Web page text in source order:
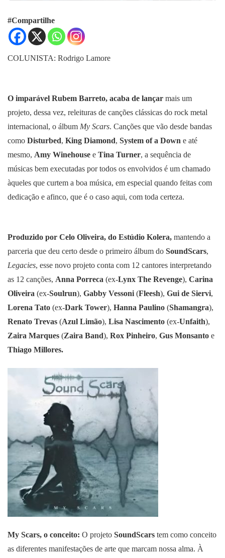
#Compartilhe
COLUNISTA: Rodrigo Lamore
O imparável Rubem Barreto, acaba de lançar mais um
projeto, dessa vez, releituras de canções clássicas do rock metal
internacional, o álbum My Scars. Canções que vão desde bandas
como Disturbed, King Diamond, System of a Down e até
mesmo, Amy Winehouse e Tina Turner, a sequência de
músicas bem executadas por todos os envolvidos é um chamado
àqueles que curtem a boa música, em especial quando feitas com
dedicação e afinco, que é o caso aqui, com toda certeza.
Produzido por Celo Oliveira, do Estúdio Kolera, mantendo a
parceria que deu certo desde o primeiro álbum do SoundScars,
Legacies, esse novo projeto conta com 12 cantores interpretando
as 12 canções, Anna Porreca (ex-Lynx The Revenge), Carina
Oliveira (ex-Soulrun), Gabby Vessoni (Fleesh), Gui de Siervi,
Lorena Tato (ex-Dark Tower), Hanna Paulino (Shamangra),
Renato Trevas (Azul Limão), Lisa Nascimento (ex-Unfaith),
Zaira Marques (Zaira Band), Rox Pinheiro, Gus Monsanto e
Thiago Millores.
My Scars, o conceito: O projeto SoundScars tem como conceito
as diferentes manifestações de arte que marcam nossa alma. À